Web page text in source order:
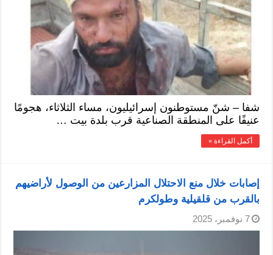
شفا – شنّ مستوطنون إسرائيليون، مساء الثلاثاء، هجومًا
عنيفًا على المنطقة الصناعية قرب بلدة بيت …
أكمل القراءة »
إصابات خلال منع الاحتلال المزارعين من الوصول لأراضيهم
بالقرب من قلقيلية وطولكرم
7 نوفمبر، 2025